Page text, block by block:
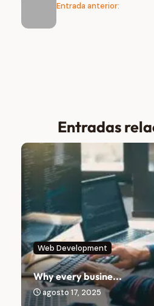
Entrada anterior:
Entradas
Web Development
Why every busine...
agosto 17, 2025